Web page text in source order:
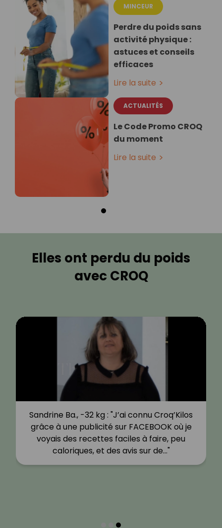
MINCEUR
Perdre du poids sans
activité physique :
astuces et conseils
efficaces
Lire la suite
ACTUALITÉS
Le Code Promo CROQ
du moment
Lire la suite
Elles ont perdu du poids
avec CROQ
Sandrine Ba., -32 kg : "J’ai connu Croq’Kilos
grâce à une publicité sur FACEBOOK où je
voyais des recettes faciles à faire, peu
caloriques, et des avis sur de…"